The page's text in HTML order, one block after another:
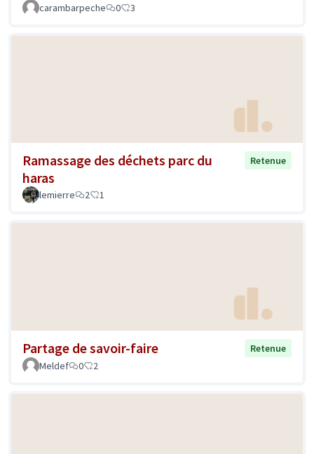
carambarpeche 0 3
Ramassage des déchets parc du
haras
Retenue
lemierre 2 1
Partage de savoir-faire
Retenue
Meldef
0 2